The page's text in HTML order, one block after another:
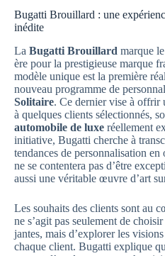
Bugatti Brouillard : une
inédite
La Bugatti Brouillard marque
ère pour la prestigieuse marque
modèle unique est la première
nouveau programme de
Solitaire. Ce dernier vise à offrir
à quelques clients sélectionnés,
automobile de luxe réellement
initiative, Bugatti cherche à
tendances de personnalisation
ne se contentera pas d’être
aussi une véritable œuvre d’art
Les souhaits des clients sont au
ne s’agit pas seulement de
jantes, mais d’explorer les
chaque client. Bugatti explique